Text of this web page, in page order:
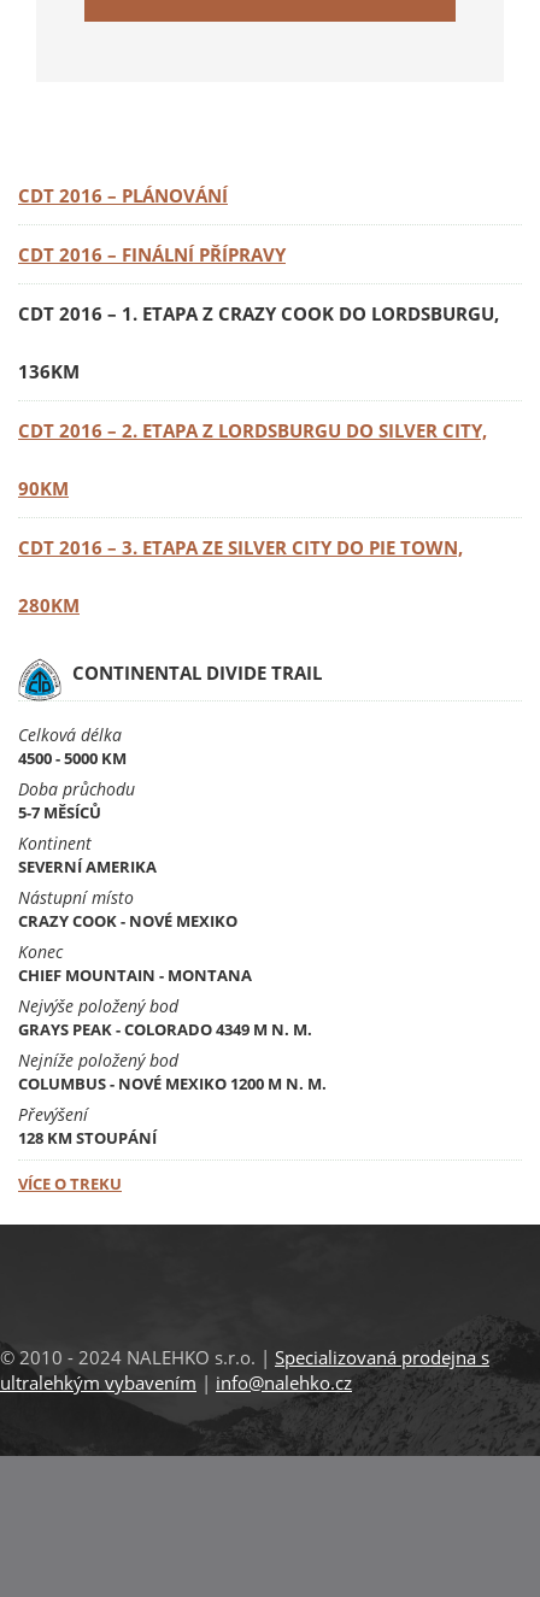
CDT 2016 – PLÁNOVÁNÍ
CDT 2016 – FINÁLNÍ PŘÍPRAVY
CDT 2016 – 1. ETAPA Z CRAZY COOK DO LORDSBURGU,
136KM
CDT 2016 – 2. ETAPA Z LORDSBURGU DO SILVER CITY,
90KM
CDT 2016 – 3. ETAPA ZE SILVER CITY DO PIE TOWN,
280KM
CONTINENTAL DIVIDE TRAIL
Celková délka
4500 - 5000 KM
Doba průchodu
5-7 MĚSÍCŮ
Kontinent
SEVERNÍ AMERIKA
Nástupní místo
CRAZY COOK - NOVÉ MEXIKO
Konec
CHIEF MOUNTAIN - MONTANA
Nejvýše položený bod
GRAYS PEAK - COLORADO 4349 M N. M.
Nejníže položený bod
COLUMBUS - NOVÉ MEXIKO 1200 M N. M.
Převýšení
128 KM STOUPÁNÍ
VÍCE O TREKU
© 2010 - 2024 NALEHKO s.r.o. | Specializovaná prodejna s
ultralehkým vybavením | info@nalehko.cz